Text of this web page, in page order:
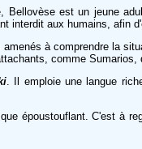
est un jeune
aux humains, afin
à comprendre la
comme
. Il emploie une langue
époustouflant. C'est à